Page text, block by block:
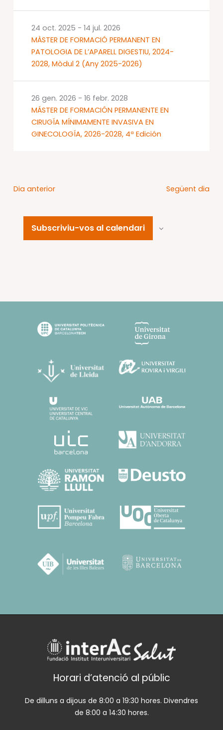
MÀSTER DE FORMACIÓ PERMANENT EN
PATOLOGIA DE L’APARELL DIGESTIU, 2024-
2028, Mòdul 2 (Any 2025-2026)
24 oct. 2025 - 14 jul. 2026
MÁSTER DE FORMACIÓN PERMANENTE EN
CIRUGÍA MÍNIMAMENTE INVASIVA EN
GINECOLOGÍA, 2026-2028, 4ª Edición
26 gen. 2026 - 16 febr. 2028
Dia anterior Següent dia
Subscriviu-vos al calendari
Horari d’atenció al públic
De dilluns a dijous de 8:00 a 19:30 hores. Divendres
de 8:00 a 14:30 hores.